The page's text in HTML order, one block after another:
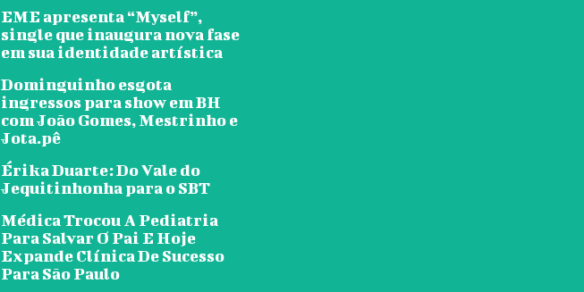
EME apresenta “Myself”,
single que inaugura nova fase
em sua identidade artística
Dominguinho esgota
ingressos para show em BH
com João Gomes, Mestrinho e
Jota.pê
Érika Duarte: Do Vale do
Jequitinhonha para o SBT
Médica Trocou A Pediatria
Para Salvar O Pai E Hoje
Expande Clínica De Sucesso
Para São Paulo